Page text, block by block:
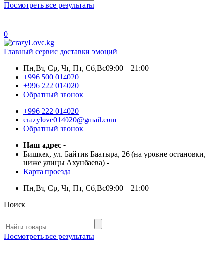
Посмотреть все результаты
0
Главный сервис доставки эмоций
Пн,Вт, Ср, Чт, Пт, Сб,Вс09:00—21:00
+996 500 014020
+996 222 014020
Обратный звонок
+996 222 014020
crazylove014020@gmail.com
Обратный звонок
Наш адрес -
Бишкек, ул. Байтик Баатыра, 26 (на уровне остановки,
ниже улицы Ахунбаева) -
Карта проезда
Пн,Вт, Ср, Чт, Пт, Сб,Вс09:00—21:00
Поиск
Посмотреть все результаты